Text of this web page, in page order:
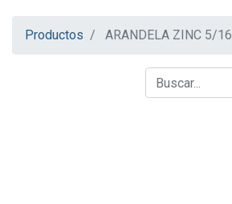
Productos ARANDELA ZINC 5/16